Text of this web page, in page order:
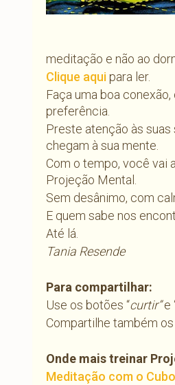
meditação e não ao
Clique aqui para ler.
Faça uma boa
preferência.
Preste atenção às
chegam à sua mente.
Com o tempo, você vai
Projeção Mental.
Sem desânimo, com
E quem sabe nos
Até lá.
Tania Resende
Para compartilhar:
Use os botões “curtir”e
Compartilhe também
Onde mais treinar
Meditação com o